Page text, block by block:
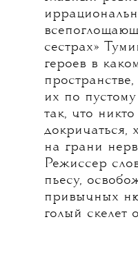
сестрах»
героев в
их по
так, что
докричаться,
на грани
Режиссер
пьесу,
привычных
голый скелет